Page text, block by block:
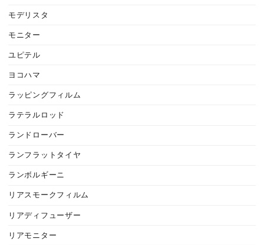
モデリスタ
モニター
ユピテル
ヨコハマ
ラッピングフィルム
ラテラルロッド
ランドローバー
ランフラットタイヤ
ランボルギーニ
リアスモークフィルム
リアディフューザー
リアモニター